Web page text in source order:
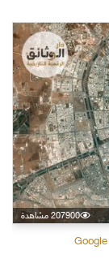
207900 مشاهدة